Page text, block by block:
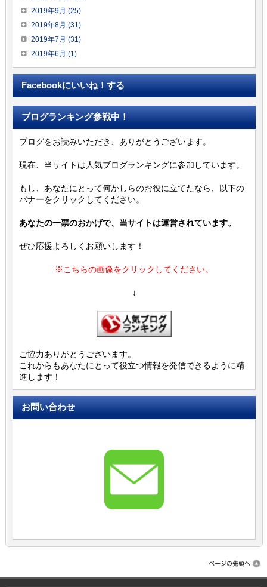
2019年9月 (25)
2019年8月 (31)
2019年7月 (31)
2019年6月 (1)
Facebookにいいね！する
ブログランキング参戦中！
ブログをお読みいただき、ありがとうございます。
現在、当サイトは人気ブログランキングに参加しています。
もし、あなたにとって何かしらのお役に立てたなら、以下の
バナーをクリックしてください。
あなたの一票のおかげで、当サイトは運営されています。
ぜひ応援よろしくお願いします！
※こちらの画像をクリックしてください。
↓
ご協力ありがとうございます。
これからもあなたにとって役立つ情報を発信できるように精
進します！
お問い合わせ